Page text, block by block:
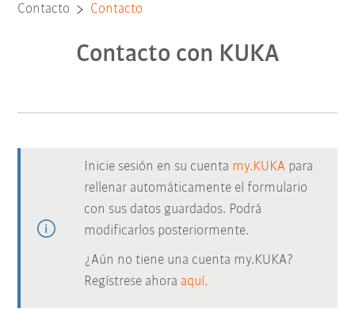
Contacto Contacto
Contacto con KUKA
Inicie sesión en su cuenta my.KUKA para
rellenar automáticamente el formulario
con sus datos guardados. Podrá
modificarlos posteriormente.
¿Aún no tiene una cuenta my.KUKA?
Regístrese ahora aquí.